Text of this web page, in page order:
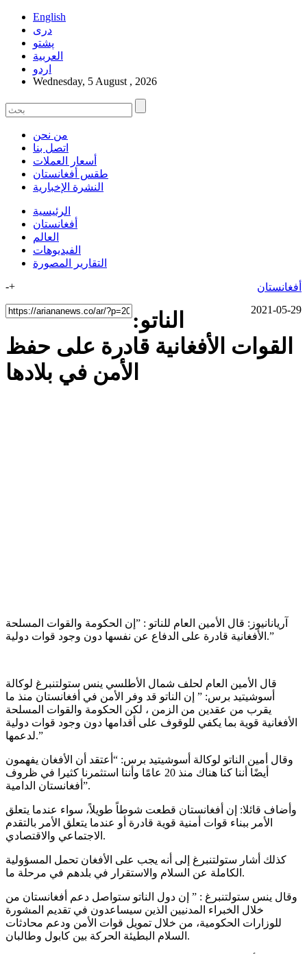
English
دری
پشتو
العربیة
اردو
Wednesday, 5 August , 2026
من نحن
اتصل بنا
أسعار العملات
طقس أفغانستان
النشرة الإخبارية
الرئيسية
أفغانستان
العالم
الفیدیوهات
التقاریر المصورة
أفغانستان -+
2021-05-29
الناتو:
القوات الأفغانية قادرة على حفظ
الأمن في بلادها
آریانانیوز: قال الأمين العام للناتو : ”إن الحكومة والقوات المسلحة
الأفغانية قادرة على الدفاع عن نفسها دون وجود قوات دولية.”
قال الأمين العام لحلف شمال الأطلسي ينس ستولتنبرغ لوكالة
أسوشيتيد برس: ” إن الناتو قد وفر الأمن في أفغانستان منذ ما
يقرب من عقدين من الزمن ، لكن الحكومة والقوات المسلحة
الأفغانية قوية بما يكفي للوقوف على أقدامها دون وجود قوات دولية
لدعمها.”
وقال أمين الناتو لوكالة أسوشيتيد برس: “أعتقد أن الأفغان يفهمون
أيضًا أننا كنا هناك منذ 20 عامًا وأننا استثمرنا كثيرا في ظروف
أفغانستان الدامية”.
وأضاف قائلا: إن أفغانستان قطعت شوطاً طويلاً، سواء عندما يتعلق
الأمر ببناء قوات أمنية قوية قادرة أو عندما يتعلق الأمر بالتقدم
الاجتماعي والاقتصادي.
كذلك أشار ستولتنبرغ إلى أنه يجب على الأفغان تحمل المسؤولية
الكاملة عن السلام والاستقرار في بلدهم في مرحلة ما.
وقال ينس ستولتنبرغ : ” إن دول الناتو ستواصل دعم أفغانستان من
خلال الخبراء المدنيين الذين سيساعدون في تقديم المشورة
للوزارات الحكومية، من خلال تمويل قوات الأمن ودعم محادثات
السلام البطيئة الحركة بين كابول وطالبان.